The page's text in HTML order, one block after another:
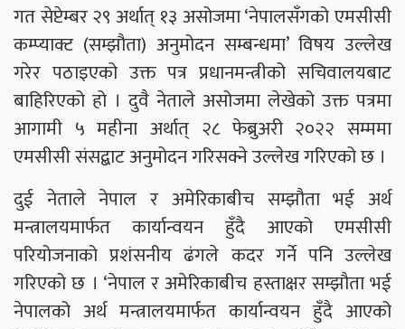
गत सेप्टेम्बर २९ अर्थात् १३ असोजमा ‘नेपालसँगको एमसीसी
कम्प्याक्ट (सम्झौता) अनुमोदन सम्बन्धमा’ विषय उल्लेख
गरेर पठाइएको उक्त पत्र प्रधानमन्त्रीको सचिवालयबाट
बाहिरिएको हो । दुवै नेताले असोजमा लेखेको उक्त पत्रमा
आगामी ५ महीना अर्थात् २८ फेब्रुअरी २०२२ सम्ममा
एमसीसी संसद्बाट अनुमोदन गरिसक्ने उल्लेख गरिएको छ ।
दुई नेताले नेपाल र अमेरिकाबीच सम्झौता भई अर्थ
मन्त्रालयमार्फत कार्यान्वयन हुँदै आएको एमसीसी
परियोजनाको प्रशंसनीय ढंगले कदर गर्ने पनि उल्लेख
गरिएको छ । ‘नेपाल र अमेरिकाबीच हस्ताक्षर सम्झौता भई
नेपालको अर्थ मन्त्रालयमार्फत कार्यान्वयन हुँदै आएको